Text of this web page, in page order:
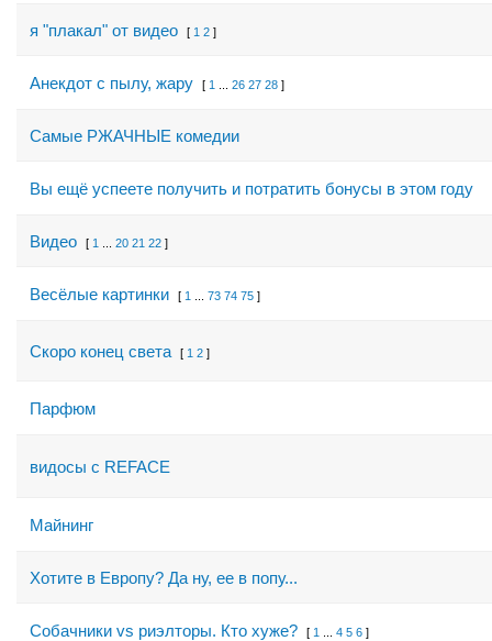
я "плакал" от видео [ 1 2 ]
Анекдот с пылу, жару [ 1 26 27 28 ]
Самые РЖАЧНЫЕ комедии
Вы ещё успеете получить и потратить бонусы в этом году
Видео [ 1 20 21 22 ]
Весёлые картинки [ 1 73 74 75 ]
Скоро конец света [ 1 2 ]
Парфюм
видосы с REFACE
Майнинг
Хотите в Европу? Да ну, ее в попу...
Собачники vs риэлторы. Кто хуже? [ 1 4 5 6 ]